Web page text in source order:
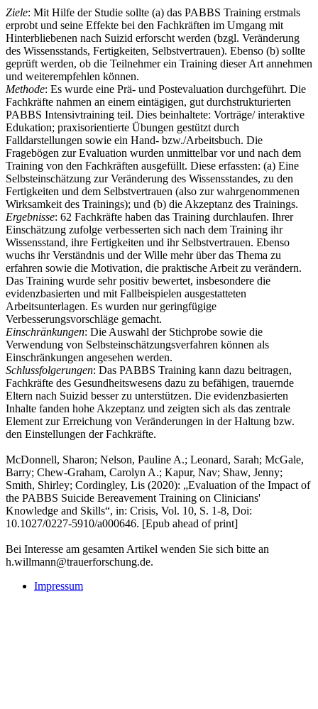
Ziele: Mit Hilfe der Studie sollte (a) das PABBS Training erstmals
erprobt und seine Effekte bei den Fachkräften im Umgang mit
Hinterbliebenen nach Suizid erforscht werden (bzgl. Veränderung
des Wissensstands, Fertigkeiten, Selbstvertrauen). Ebenso (b) sollte
geprüft werden, ob die Teilnehmer ein Training dieser Art annehmen
und weiterempfehlen können.
Methode: Es wurde eine Prä- und Postevaluation durchgeführt. Die
Fachkräfte nahmen an einem eintägigen, gut durchstrukturierten
PABBS Intensivtraining teil. Dies beinhaltete: Vorträge/ interaktive
Edukation; praxisorientierte Übungen gestützt durch
Falldarstellungen sowie ein Hand- bzw./Arbeitsbuch. Die
Fragebögen zur Evaluation wurden unmittelbar vor und nach dem
Training von den Fachkräften ausgefüllt. Diese erfassten: (a) Eine
Selbsteinschätzung zur Veränderung des Wissensstandes, zu den
Fertigkeiten und dem Selbstvertrauen (also zur wahrgenommenen
Wirksamkeit des Trainings); und (b) die Akzeptanz des Trainings.
Ergebnisse: 62 Fachkräfte haben das Training durchlaufen. Ihrer
Einschätzung zufolge verbesserten sich nach dem Training ihr
Wissensstand, ihre Fertigkeiten und ihr Selbstvertrauen. Ebenso
wuchs ihr Verständnis und der Wille mehr über das Thema zu
erfahren sowie die Motivation, die praktische Arbeit zu verändern.
Das Training wurde sehr positiv bewertet, insbesondere die
evidenzbasierten und mit Fallbeispielen ausgestatteten
Arbeitsunterlagen. Es wurden nur geringfügige
Verbesserungsvorschläge gemacht.
Einschränkungen: Die Auswahl der Stichprobe sowie die
Verwendung von Selbsteinschätzungsverfahren können als
Einschränkungen angesehen werden.
Schlussfolgerungen: Das PABBS Training kann dazu beitragen,
Fachkräfte des Gesundheitswesens dazu zu befähigen, trauernde
Eltern nach Suizid besser zu unterstützen. Die evidenzbasierten
Inhalte fanden hohe Akzeptanz und zeigten sich als das zentrale
Element zur Erreichung von Veränderungen in der Haltung bzw.
den Einstellungen der Fachkräfte.
McDonnell, Sharon; Nelson, Pauline A.; Leonard, Sarah; McGale,
Barry; Chew-Graham, Carolyn A.; Kapur, Nav; Shaw, Jenny;
Smith, Shirley; Cordingley, Lis (2020): „Evaluation of the Impact of
the PABBS Suicide Bereavement Training on Clinicians'
Knowledge and Skills“, in: Crisis, Vol. 10, S. 1-8, Doi:
10.1027/0227-5910/a000646. [Epub ahead of print]
Bei Interesse am gesamten Artikel wenden Sie sich bitte an
h.willmann@trauerforschung.de.
Impressum